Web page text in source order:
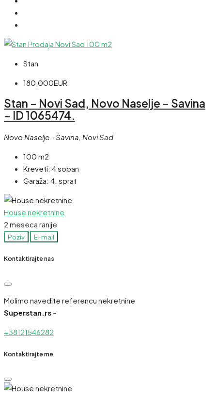
Stan
180,000EUR
Stan – Novi Sad, Novo Naselje – Savina
– ID 1065474.
Novo Naselje - Savina, Novi Sad
100 m2
Kreveti: 4 soban
Garaža: 4. sprat
House nekretnine
2 meseca ranije
Poziv E-mail
Kontaktirajte nas
Molimo navedite referencu nekretnine
Superstan.rs -
+38121546282
Kontaktirajte me